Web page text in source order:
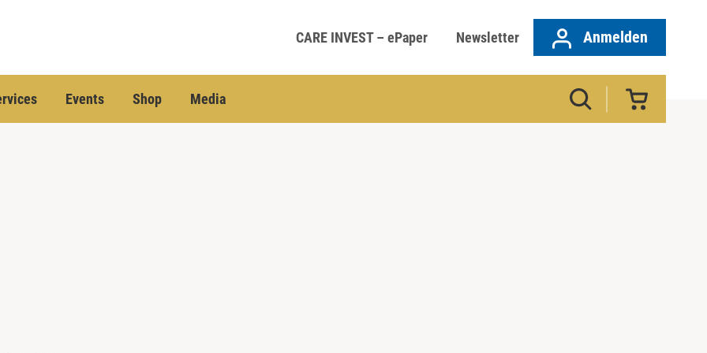
CARE INVEST – ePaper Newsletter Anmelden
Events Shop Media